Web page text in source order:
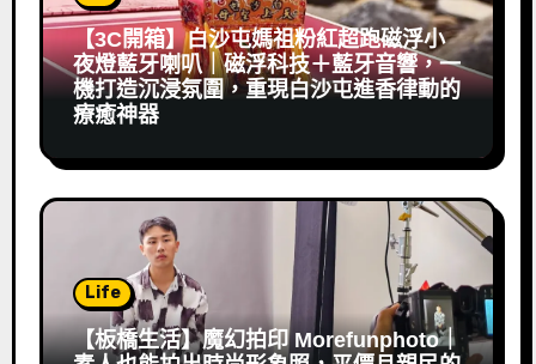
【3C開箱】白沙屯媽祖粉紅超跑磁浮小
夜燈藍牙喇叭｜磁浮科技＋藍牙音響，一
機打造沉浸氛圍，重現白沙屯進香律動的
療癒神器
Life
【板橋生活】魔幻拍印 Morefunphoto｜